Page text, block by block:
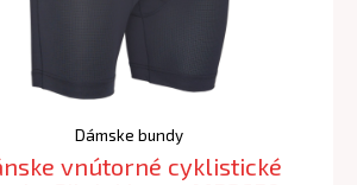
Dámske bundy
vnútorné cyklistické